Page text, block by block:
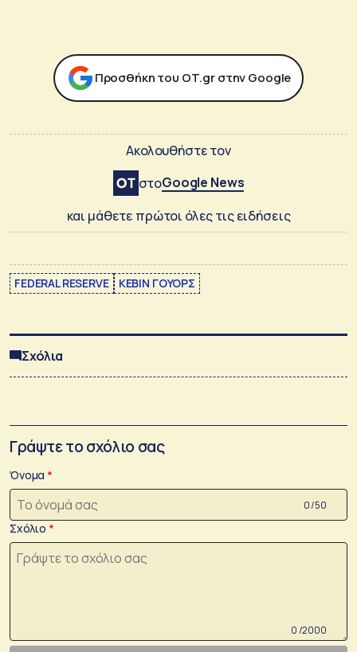
Προσθήκη του ΟΤ.gr στην Google
Ακολουθήστε τον
στοGoogle News
και μάθετε πρώτοι όλες τις ειδήσεις
FEDERAL RESERVE ΚΕΒΙΝ ΓΟΥΟΡΣ
Σχόλια
Γράψτε το σχόλιο σας
Όνομα
0 /50
Σχόλιο
0 /2000